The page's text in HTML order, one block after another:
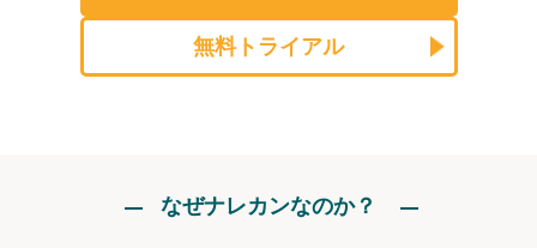
無料トライアル
なぜナレカンなのか？